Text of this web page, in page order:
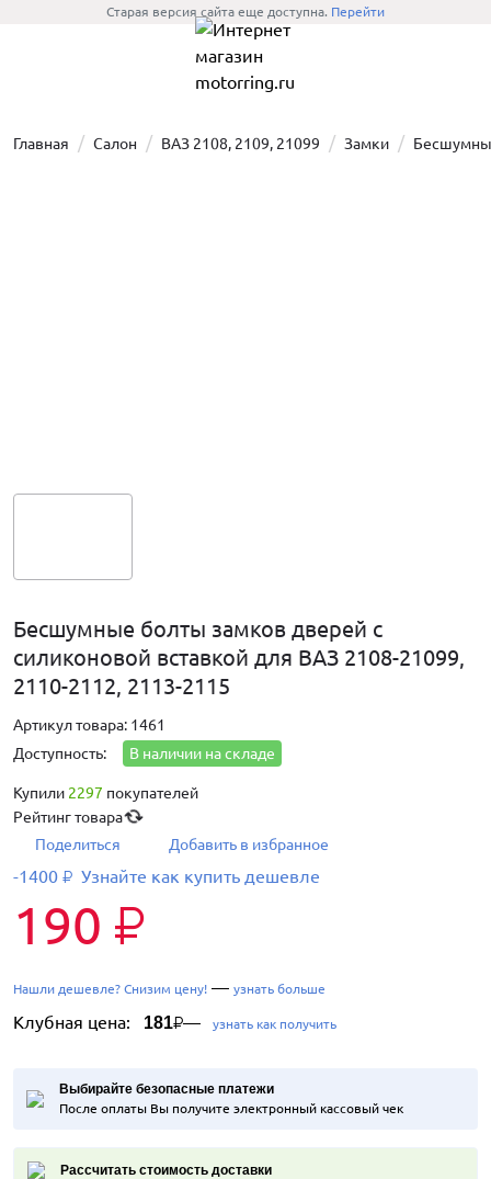
Старая версия сайта еще доступна. Перейти
Главная Салон ВАЗ 2108, 2109, 21099 Замки
Бесшумные болты замков дверей с
силиконовой вставкой для ВАЗ 2108-21099,
2110-2112, 2113-2115
Артикул товара: 1461
Доступность:
В наличии на складе
Купили 2297 покупателей
Рейтинг товара
Поделиться
Добавить в избранное
-1400 ₽ Узнайте как купить дешевле
190 ₽
Нашли дешевле? Снизим цену! — узнать больше
Клубная цена: 181₽— узнать как получить
Выбирайте безопасные платежи
После оплаты Вы получите электронный кассовый чек
Рассчитать стоимость доставки